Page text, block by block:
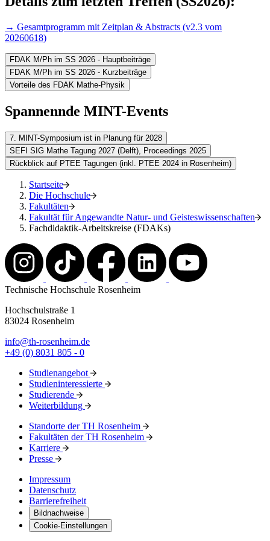
→ Gesamtprogramm mit Zeitplan & Abstracts (v2.3 vom
20260618)
FDAK M/Ph im SS 2026 - Hauptbeiträge
FDAK M/Ph im SS 2026 - Kurzbeiträge
Vorteile des FDAK Mathe-Physik
Spannennde MINT-Events
7. MINT-Symposium ist in Planung für 2028
SEFI SIG Mathe Tagung 2027 (Delft), Proceedings 2025
Rückblick auf PTEE Tagungen (inkl. PTEE 2024 in Rosenheim)
Startseite
Die Hochschule
Fakultäten
Fakultät für Angewandte Natur- und Geisteswissenschaften
Fachdidaktik-Arbeitskreise (FDAKs)
Technische Hochschule Rosenheim
Hochschulstraße 1
83024 Rosenheim
info@th-rosenheim.de
+49 (0) 8031 805 - 0
Studienangebot
Studieninteressierte
Studierende
Weiterbildung
Standorte der TH Rosenheim
Fakultäten der TH Rosenheim
Karriere
Presse
Impressum
Datenschutz
Barrierefreiheit
Bildnachweise
Cookie-Einstellungen